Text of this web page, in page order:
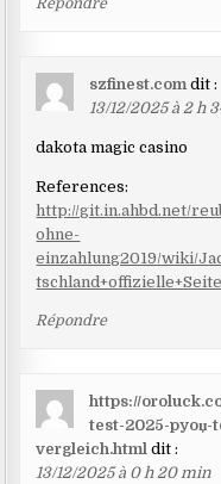
Répondre
szfinest.com dit :
13/12/2025 à 2 h
dakota magic casino
References:
http://git.in.ahbd.net/
ohne-
einzahlung2019/wiki/
tschland+offizielle+Seite
Répondre
https://
test-2025-pyoџ-
vergleich.html dit :
13/12/2025 à 0 h 20 min